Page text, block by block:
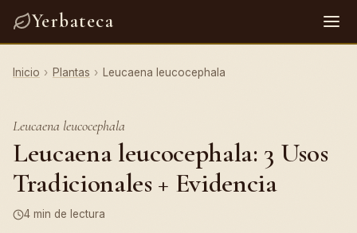
Yerbateca
Inicio › Plantas › Leucaena leucocephala
Leucaena leucocephala
Leucaena leucocephala: 3 Usos
Tradicionales + Evidencia
4 min de lectura